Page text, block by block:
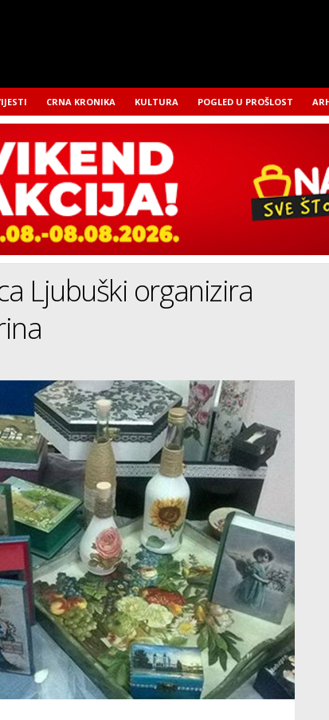
CRNA KRONIKA KULTURA POGLED U PROŠLOST
Ljubuški organizira